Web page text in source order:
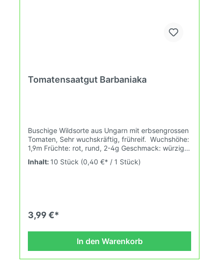
Tomatensaatgut Barbaniaka
Buschige Wildsorte aus Ungarn mit erbsengrossen
Tomaten, Sehr wuchskräftig, frühreif. Wuchshöhe:
1,9m Früchte: rot, rund, 2-4g Geschmack: würzig
Gebrauch: zum Naschen, Dekoration, roh,
Gernierung Das Tomatensaatgut wird ausdrücklich
fortlaufend ändernden Wachstumsbedingungen
nach den Grundsätzen des Demeter Verbandes
dem Balkon erleben kannst.
Inhalt: 10 Stück (0,40 €* / 1 Stück)
3,99 €*
In den Warenkorb